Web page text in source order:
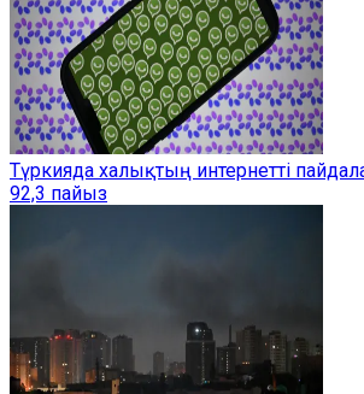
Түркияда халықтың интернетті
92,3 пайыз